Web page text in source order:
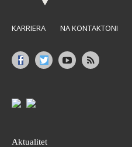
KARRIERA NA KONTAKTONI
Aktualitet